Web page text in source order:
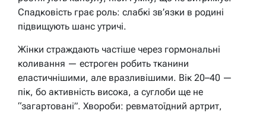
Спадковість грає роль: слабкі зв’язки в родині
підвищують шанс утричі.
Жінки страждають частіше через гормональні
коливання — естроген робить тканини
еластичнішими, але вразливішими. Вік 20–40 —
пік, бо активність висока, а суглоби ще не
“загартовані”. Хвороби: ревматоїдний артрит,